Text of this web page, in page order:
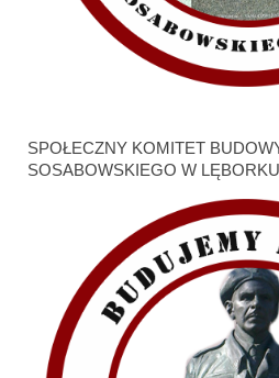
SPOŁECZNY KOMITET
SOSABOWSKIEGO W LĘBORKU